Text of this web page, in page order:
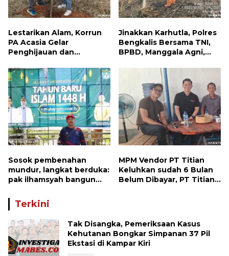
Lestarikan Alam, Korrun
PA Acasia Gelar
Penghijauan dan
Wujudkan Kepedulian
Lingkungan
Jinakkan Karhutla, Polres
Bengkalis Bersama TNI,
BPBD, Manggala Agni,
Berjibaku di Siak Kecil
dan Mandau
Sosok pembenahan
mundur, langkat berduka:
pak ilhamsyah bangun
dunia pendidikan kita
MPM Vendor PT Titian
Keluhkan sudah 6 Bulan
Belum Dibayar, PT Titian
Terkini
Tak Disangka, Pemeriksaan Kasus
Kehutanan Bongkar Simpanan 37 Pil
Ekstasi di Kampar Kiri